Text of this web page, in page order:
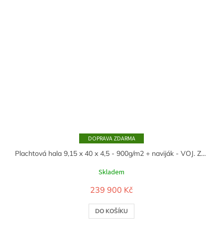
ZDARMA
Plachtová hala 9,15 x 40 x 4,5 - 900g/m2 + naviják - VOJ. ZELENÁ
Skladem
239 900 Kč
DO KOŠÍKU